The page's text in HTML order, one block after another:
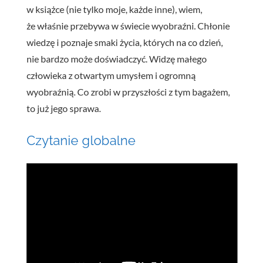
w książce (nie tylko moje, każde inne), wiem,
że właśnie przebywa w świecie wyobraźni. Chłonie
wiedzę i poznaje smaki życia, których na co dzień,
nie bardzo może doświadczyć. Widzę małego
człowieka z otwartym umysłem i ogromną
wyobraźnią. Co zrobi w przyszłości z tym bagażem,
to już jego sprawa.
Czytanie globalne